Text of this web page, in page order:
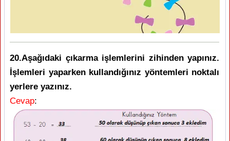
20.Aşağıdaki çıkarma işlemlerini zihinden yapınız.
İşlemleri yaparken kullandığınız yöntemleri noktalı
yerlere yazınız.
Cevap: